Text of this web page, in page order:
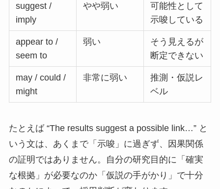
suggest /
imply
やや弱い
可能性として
示唆している
appear to /
seem to
弱い
そう見えるが
断定できない
may / could /
might
非常に弱い
推測・仮説レ
ベル
たとえば “The results suggest a possible link…” と
いう文は、あくまで「示唆」に過ぎず、因果関係
の証明ではありません。自分の研究目的に「確実
な根拠」が必要なのか「仮説の手がかり」で十分